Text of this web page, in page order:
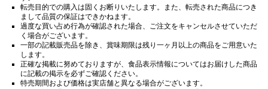
転売目的での購入は固くお断りいたします。また、転売された商品につき
まして品質の保証はできかねます。
過度な買い占め行為が確認された場合、ご注文をキャンセルさせていただ
く場合がございます。
一部の記載販売品を除き、賞味期限は残り一ヶ月以上の商品をご用意いた
します。
正確な掲載に努めておりますが、食品表示情報についてはお届けした商品
に記載の掲示を必ずご確認ください。
特売期間および価格は実店舗と異なる場合がございます。